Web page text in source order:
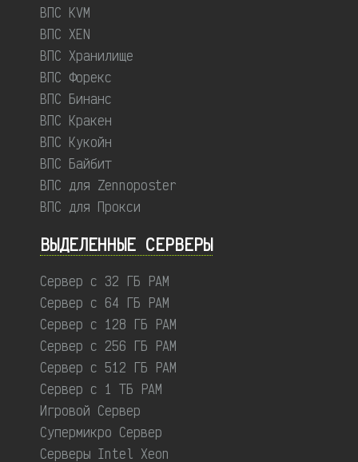
ВПС KVM
ВПС XEN
ВПС Хранилище
ВПС Форекс
ВПС Бинанс
ВПС Кракен
ВПС Кукойн
ВПС Байбит
ВПС для Zennoposter
ВПС для Прокси
ВЫДЕЛЕННЫЕ CЕРВЕРЫ
Сервер с 32 ГБ РАМ
Сервер с 64 ГБ РАМ
Сервер с 128 ГБ РАМ
Сервер с 256 ГБ РАМ
Сервер с 512 ГБ РАМ
Сервер с 1 ТБ РАМ
Игровой Сервер
Супермикро Сервер
Серверы Intel Xeon